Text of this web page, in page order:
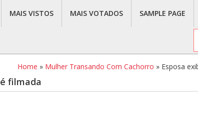
MAIS VISTOS MAIS VOTADOS SAMPLE PAGE
Home » Mulher Transando Com Cachorro » Esposa
filmada